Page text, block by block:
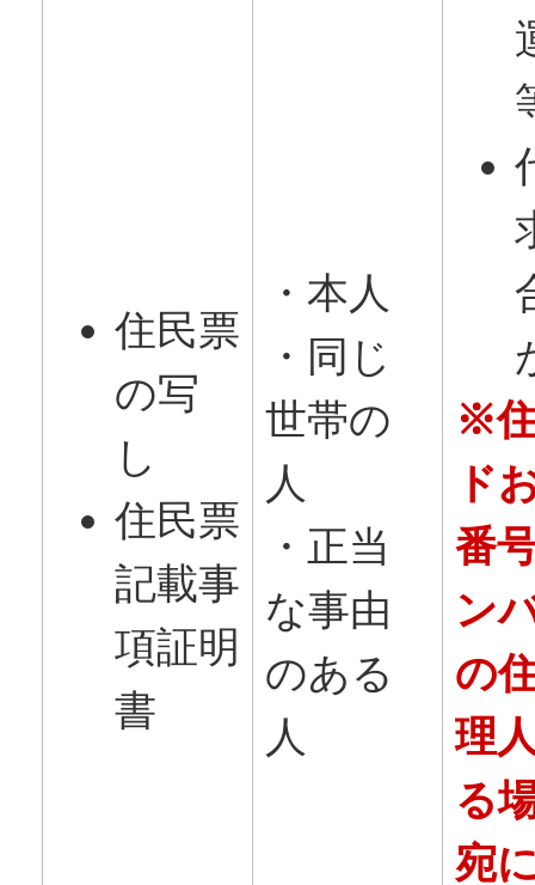
住民票
の写
し
住民票
記載事
項証明
書
・本人
・同じ
世帯の
人
・正当
な事由
のある
人
※
ド
番
ン
の
理
る
宛